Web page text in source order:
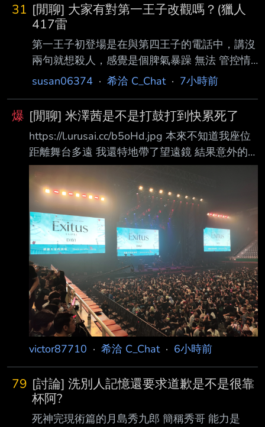
31 [閒聊] 大家有對第一王子改觀嗎？(獵人
417雷
第一王子初登場是在與第四王子的電話中，講沒
兩句就想殺人，感覺是個脾氣暴躁 無法 管控情
緒的巨嬰。掌握軍隊大權，從十四王子的女僕口
一王子班傑明的內心戲，對四王子切利多尼希濫
殺無辜的暴行非常厭惡， 也暗自稱讚了老五老
六，評價他們沒有成為國王的氣度也還算公允，
甚至如果證實十四王 子不在船上 也確定沒有繼
承權的情況下 願意網開一面 沒有非要取王子王
妃性命。 軍事強人的個性如果成為國王，要像
九王子哈爾肯堡一樣推動民主改革是不太可能。
應該 還是會以卡丁國的國家發展為優先，佐以
susan06374 · 希洽 C_Chat· 7小時前
爆 [閒聊] 米澤茜是不是打鼓打到快累死了
https://l.urusai.cc/b5oHd.jpg 本來不知道我座位
距離舞台多遠 我還特地帶了望遠鏡 結果意外的
很近 舞台看的很清楚 我看茜姐連續打這麼多快
節奏曲 最後螢幕上看起來一臉燃盡的感覺 哎呀
這個高尾奏音怎麼這麼壞啊 自己在鋼琴上搔首弄
姿擺一堆小表情 拿一張密密麻麻的黑紙給茜姐就
說是鼓譜 本來明天有事所以只能來Day1 沒想到
今天歌單出乎意料的好 竟然有水元素和天球 做
夢都沒想到 == 全場大合唱天球太滿足了 推文
20P 發到我不想發為止 --
victor87710 · 希洽 C_Chat· 6小時前
79 [討論] 洗別人記憶還要求道歉是不是很靠
杯阿?
死神完現術篇的月島秀九郎 簡稱秀哥 能力是